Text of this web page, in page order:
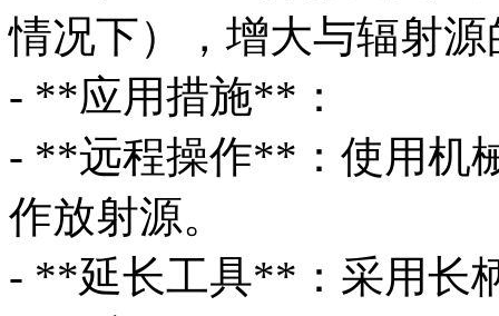
情况下），增大与辐射
- **应用措施**：
- **远程操作**：使用机
作放射源。
- **延长工具**：采用长